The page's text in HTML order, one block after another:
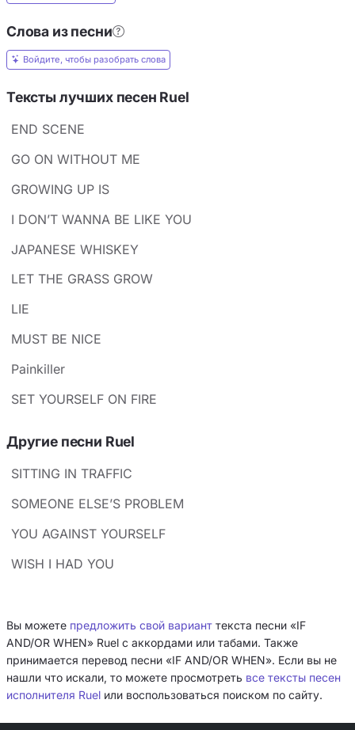
Слова из песни
Войдите, чтобы разобрать слова
Тексты лучших песен Ruel
END SCENE
GO ON WITHOUT ME
GROWING UP IS
I DON’T WANNA BE LIKE YOU
JAPANESE WHISKEY
LET THE GRASS GROW
LIE
MUST BE NICE
Painkiller
SET YOURSELF ON FIRE
Другие песни Ruel
SITTING IN TRAFFIC
SOMEONE ELSE’S PROBLEM
YOU AGAINST YOURSELF
WISH I HAD YOU
Вы можете предложить свой вариант текста песни «IF
AND/OR WHEN» Ruel с аккордами или табами. Также
принимается перевод песни «IF AND/OR WHEN». Если вы не
нашли что искали, то можете просмотреть все тексты песен
исполнителя Ruel или воспользоваться поиском по сайту.